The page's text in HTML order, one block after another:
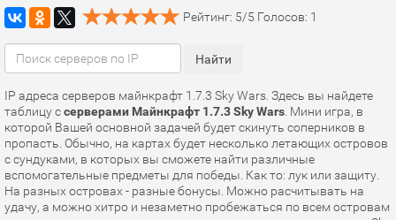
Рейтинг: 5/5 Голосов: 1
IP адреса серверов майнкрафт 1.7.3 Sky Wars. Здесь вы найдете
таблицу ссерверами Майнкрафт 1.7.3 Sky Wars . Мини игра, в
которой Вашей основной задачей будет скинуть соперников в
пропасть. Обычно, на картах будет несколько летающих островов
с сундуками, в которых вы сможете найти различные
вспомогательные предметы для победы. Как то: лук или защиту.
На разных островах - разные бонусы. Можно расчитывать на
удачу, а можно хитро и незаметно пробежаться по всем островам